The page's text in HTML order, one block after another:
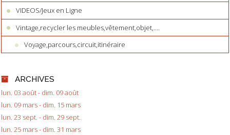
VIDEOS/Jeux en Ligne
Vintage,recycler les meubles,vêtement,objet,....
Voyage,parcours,circuit,itinéraire
ARCHIVES
lun. 03 août - dim. 09 août
lun. 09 mars - dim. 15 mars
lun. 23 sept. - dim. 29 sept.
lun. 25 mars - dim. 31 mars